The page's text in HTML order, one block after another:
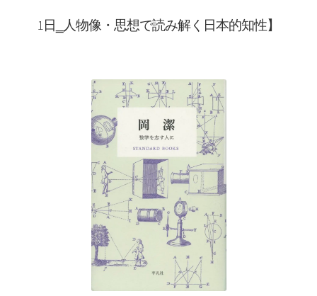
イマン型PC開発】
トマス・ヤング
【 医学の視点から光の波動説を発展｜三原色の提唱】
歴史的な集合写真
1927年10月開催
【第五回ソルベー会議】
1日‗人物像・思想で読み解く日本的知性】